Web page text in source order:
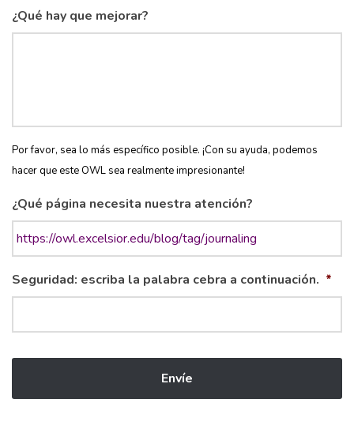
¿Qué hay que mejorar?
Por favor, sea lo más específico posible. ¡Con su ayuda, podemos
hacer que este OWL sea realmente impresionante!
¿Qué página necesita nuestra atención?
Seguridad: escriba la palabra cebra a continuación. *